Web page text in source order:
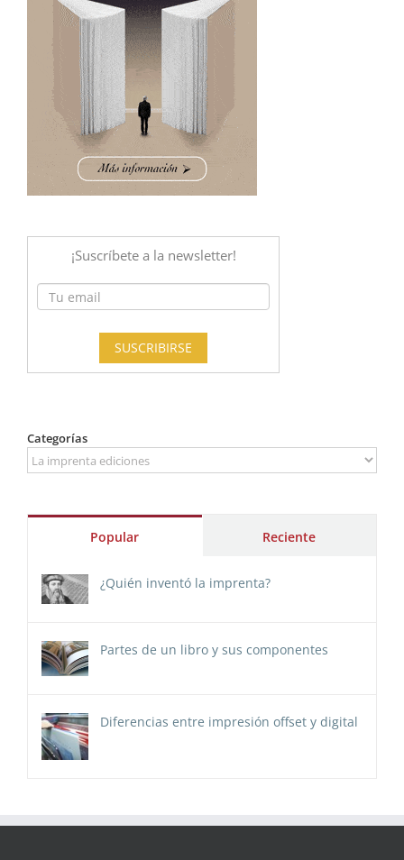
Categorías
Categorías
Popular Reciente
¿Quién inventó la imprenta?
Partes de un libro y sus componentes
Diferencias entre impresión offset y digital